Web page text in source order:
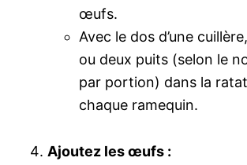
œufs.
Avec le dos d’une
ou deux puits (selon le
par portion) dans la
chaque ramequin.
Ajoutez les œufs :